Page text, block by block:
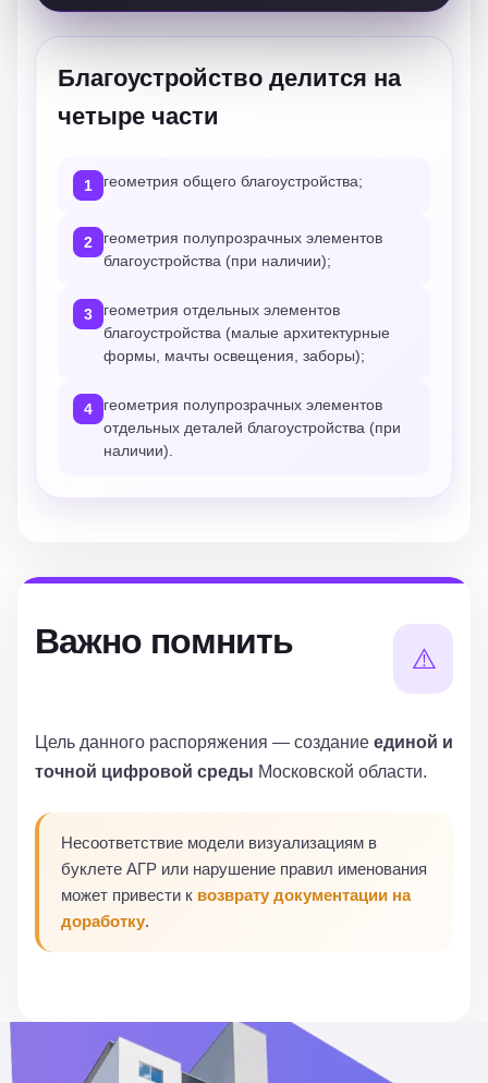
Благоустройство делится на
четыре части
1 геометрия общего благоустройства;
2
геометрия полупрозрачных элементов
благоустройства (при наличии);
3
геометрия отдельных элементов
благоустройства (малые архитектурные
формы, мачты освещения, заборы);
4
геометрия полупрозрачных элементов
отдельных деталей благоустройства (при
наличии).
Важно помнить ⚠️
Цель данного распоряжения — создание единой и
точной цифровой среды Московской области.
Несоответствие модели визуализациям в
буклете АГР или нарушение правил именования
может привести к возврату документации на
доработку.